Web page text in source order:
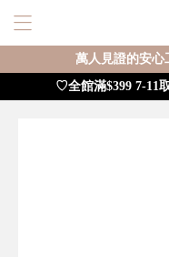
萬人見證的安心
♡全館滿$399 7-11